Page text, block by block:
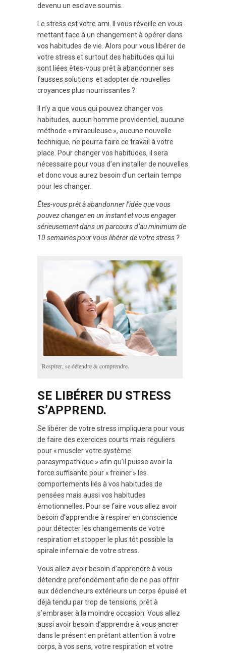
devenu un esclave soumis.
Le stress est votre ami. Il vous réveille en vous
mettant face à un changement à opérer dans
vos habitudes de vie. Alors pour vous libérer de
votre stress et surtout des habitudes qui lui
sont liées êtes-vous prêt à abandonner ses
fausses solutions et adopter de nouvelles
croyances plus nourrissantes ?
Il n’y a que vous qui pouvez changer vos
habitudes, aucun homme providentiel, aucune
méthode « miraculeuse », aucune nouvelle
technique, ne pourra faire ce travail à votre
place. Pour changer vos habitudes, il sera
nécessaire pour vous d’en installer de nouvelles
et donc vous aurez besoin d’un certain temps
pour les changer.
Êtes-vous prêt à abandonner l’idée que vous
pouvez changer en un instant et vous engager
sérieusement dans un parcours d’au minimum de
10 semaines pour vous libérer de votre stress ?
Respirer, se détendre & comprendre.
SE LIBÉRER DU STRESS
S’APPREND.
Se libérer de votre stress impliquera pour vous
de faire des exercices courts mais réguliers
pour « muscler votre système
parasympathique » afin qu’il puisse avoir la
force suffisante pour « freiner » les
comportements liés à vos habitudes de
pensées mais aussi vos habitudes
émotionnelles. Pour se faire vous allez avoir
besoin d’apprendre à respirer en conscience
pour détecter les changements de votre
respiration et stopper le plus tôt possible la
spirale infernale de votre stress.
Vous allez avoir besoin d’apprendre à vous
détendre profondément afin de ne pas offrir
aux déclencheurs extérieurs un corps épuisé et
déjà tendu par trop de tensions, prêt à
s’embraser à la moindre occasion. Vous allez
aussi avoir besoin d’apprendre à vous ancrer
dans le présent en prêtant attention à votre
corps, à vos sens, votre respiration et votre